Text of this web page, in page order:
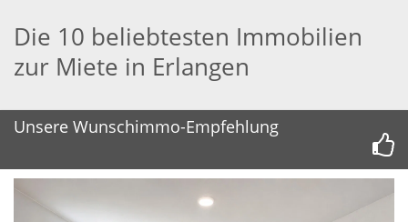
Die 10 beliebtesten Immobilien
zur Miete in Erlangen
Unsere Wunschimmo-Empfehlung